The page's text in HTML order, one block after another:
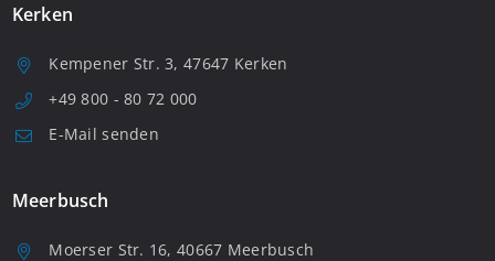
Kerken
Kempener Str. 3, 47647 Kerken
+49 800 - 80 72 000
E-Mail senden
Meerbusch
Moerser Str. 16, 40667 Meerbusch